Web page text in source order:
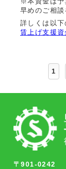
早めのご相談
詳しくは以下
賃上げ支援
1
〒901-0242